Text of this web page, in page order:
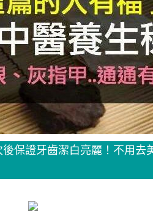
保證牙齒潔白亮麗！不用去